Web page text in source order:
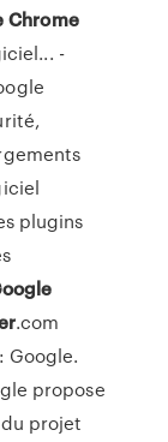
Chrome
-
plugins
.com
Google.
propose
projet